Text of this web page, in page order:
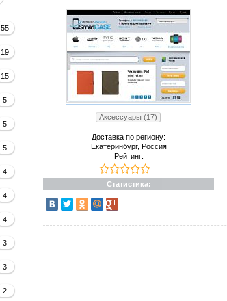
55
19
15
5
5
5
4
4
4
3
3
2
Аксессуары (17)
Доставка по региону:
Екатеринбург, Россия
Рейтинг:
Статистика: